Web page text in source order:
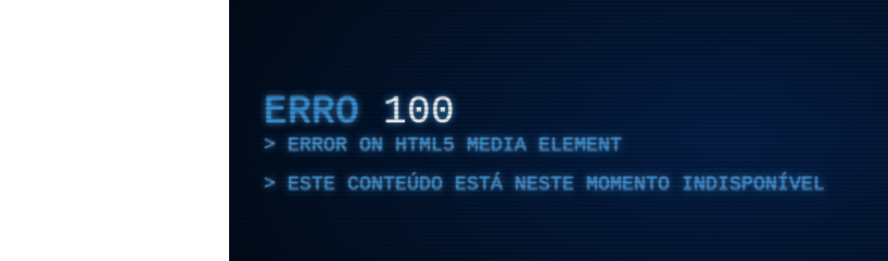
ERRO 100
ERROR ON HTML5 MEDIA ELEMENT
ESTE CONTEÚDO ESTÁ NESTE MOMENTO INDISPONÍVEL